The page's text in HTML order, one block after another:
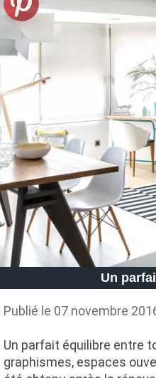
Un
Publié le 07 novembre
Un parfait équilibre entre
graphismes, espaces